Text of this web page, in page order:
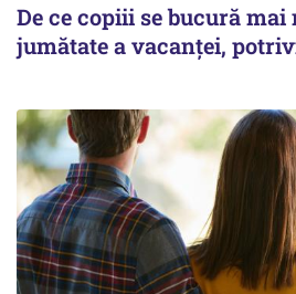
De ce copiii se bucură mai
jumătate a vacanței,